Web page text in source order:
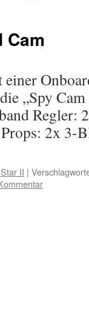
Cam
„Spy
2x 3-
II |